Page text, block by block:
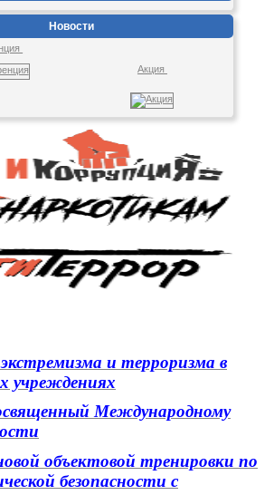
Новости
Акция
и терроризма в
учреждениях
Международному
объектовой тренировки по
безопасности с